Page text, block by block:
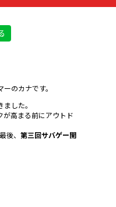
のカナです。
した。
が高まる前にアウトド
後、 第三回サバゲー開